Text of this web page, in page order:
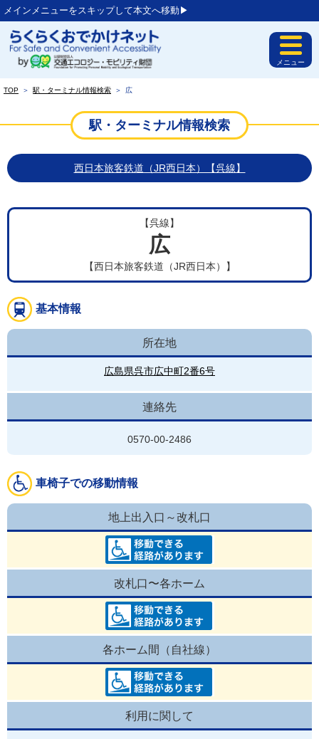
メインメニューをスキップして本文へ移動▶︎
メニュー
TOP ＞ 駅・ターミナル情報検索 ＞ 広
駅・ターミナル情報検索
西日本旅客鉄道（JR西日本）【呉線】
【呉線】
広
【西日本旅客鉄道（JR西日本）】
基本情報
所在地
広島県呉市広中町2番6号
連絡先
0570-00-2486
車椅子での移動情報
地上出入口～改札口
改札口〜各ホーム
各ホーム間（自社線）
利用に関して